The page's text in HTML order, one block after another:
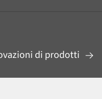
di prodotti